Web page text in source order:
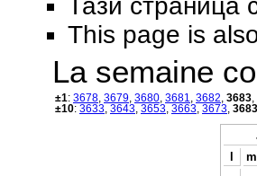
Тази страница
This page is
La semaine
±1: 3678 3679 3680 3681 3682 3683
±10: 3633 3643 3653 3663 3673 3683
l
m